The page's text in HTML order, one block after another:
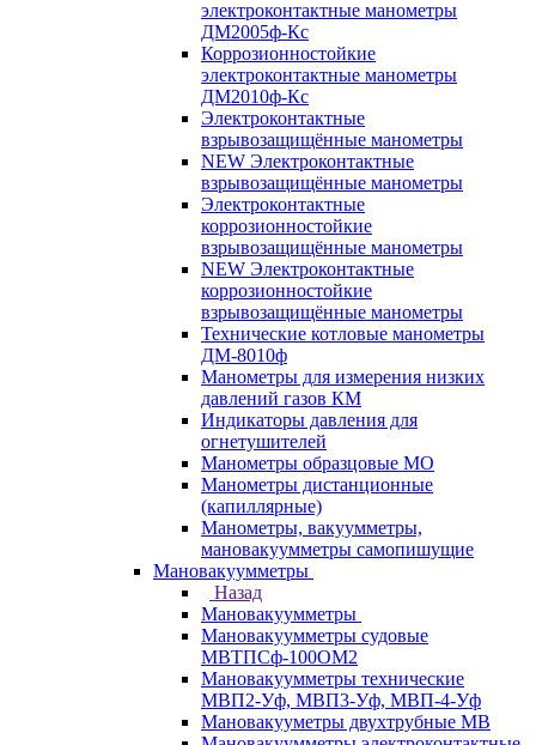
электроконтактные манометры
ДМ2005ф-Кс
Коррозионностойкие
электроконтактные манометры
ДМ2010ф-Кс
Электроконтактные
взрывозащищённые манометры
NEW Электроконтактные
взрывозащищённые манометры
Электроконтактные
коррозионностойкие
взрывозащищённые манометры
NEW Электроконтактные
коррозионностойкие
взрывозащищённые манометры
Технические котловые манометры
ДМ-8010ф
Манометры для измерения низких
давлений газов КМ
Индикаторы давления для
огнетушителей
Манометры образцовые МО
Манометры дистанционные
(капиллярные)
Манометры, вакуумметры,
мановакуумметры самопишущие
Мановакуумметры
Назад
Мановакуумметры
Мановакуумметры судовые
МВТПСф-100ОМ2
Мановакуумметры технические
МВП2-Уф, МВП3-Уф, МВП-4-Уф
Мановакууметры двухтрубные МВ